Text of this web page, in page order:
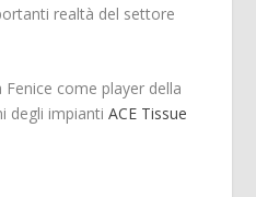
realtà del settore
come player della
degli impiantiACE Tissue